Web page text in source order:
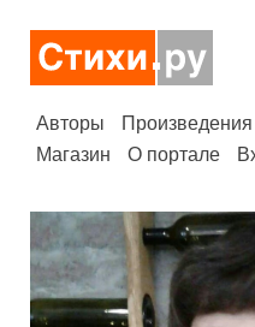
Авторы Произведения
Магазин
О портале